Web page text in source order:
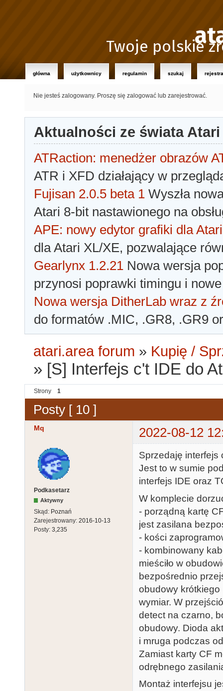
Twoje polskie
główna użytkownicy regulamin szukaj
Nie jesteś zalogowany. Proszę się zalogować lub zarejestrować.
Aktualności ze świata Atari
ATRaction: menedżer obrazów
ATR i XFD działający w
Fujisan 2.0.5 beta 1 Wyszła
Atari 8-bit nastawionego na
APE: nowy edytor grafiki dla Atari
dla Atari XL/XE, pozwalające
Gearlynx 1.2.21 Nowa wersja
przynosi poprawki timingu i
Nowa wersja DitherLab wraz z
do formatów .MIC, .GR8, .GR9
atari.area forum » Kupię /
» [S] Interfejs c't IDE do
Strony 1
Posty [ 10 ]
Mq 2022-08-12
Podkasetarz
Aktywny
Skąd: Poznań
Zarejestrowany: 2016-10-13
Posty: 3,235
Sprzedaję interfejs
Jest to w sumie
interfejs IDE oraz
W komplecie
- porządną kartę
jest zasilana
- kości
- kombinowany
mieściło w
bezpośrednio
obudowy krótkiego
wymiar. W
detect na czarno,
obudowy. Dioda
i mruga podczas
Zamiast karty CF
odrębnego
Montaż interfejsu